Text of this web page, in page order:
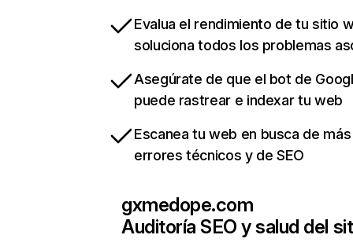
Evalua el rendimiento de tu sitio
soluciona todos los problemas
Asegúrate de que el bot de
puede rastrear e indexar tu web
Escanea tu web en busca de
errores técnicos y de SEO
gxmedope.com
Auditoría SEO y salud del